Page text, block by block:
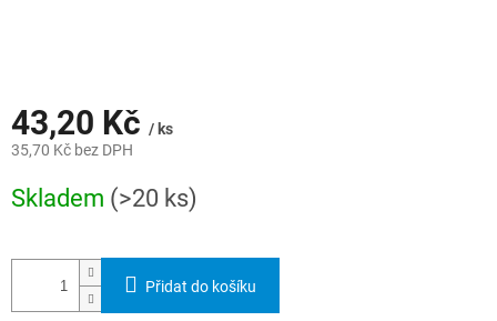
43,20 Kč / ks
35,70 Kč bez DPH
cena:
Skladem (>20 ks)
Přidat do košíku